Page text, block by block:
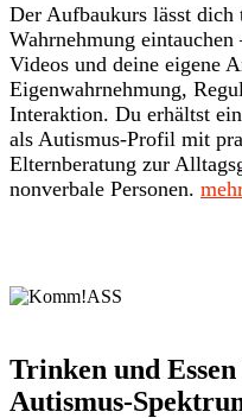
Der Aufbaukurs lässt
Wahrnehmung
Videos und deine eigene
Eigenwahrnehmung,
Interaktion. Du erhältst
als Autismus-Profil mit
Elternberatung zur
nonverbale Personen.
Trinken und
Autismus-